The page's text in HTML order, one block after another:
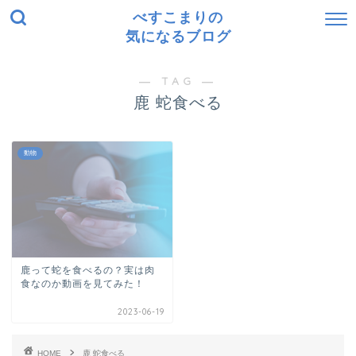
べすこまりの
気になるブログ
― TAG ―
鹿 蛇食べる
動物
鹿って蛇を食べるの？実は肉
食なのか動画を見てみた！
2023-06-19
HOME 鹿 蛇食べる